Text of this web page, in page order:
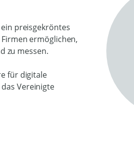
preisgekröntes
ermöglichen,
zu messen.
für digitale
Vereinigte